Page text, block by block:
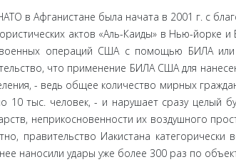
в Афганистане была начата в 2001 г. с
актов «Аль-Каиды» в Нью-йорке
операций США с помощью БИЛА или
что применение БИЛА США для
- ведь общее количество мирных
10 тыс. человек, - и нарушает сразу целый
неприкосновенности их воздушного
пра­вительство Иакистана категорически
наносили удары уже более 300 раз по